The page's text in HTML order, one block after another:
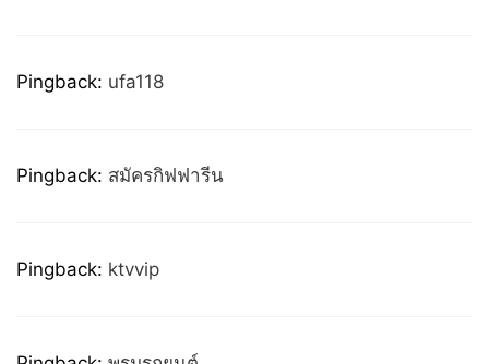
Pingback: ufa118
Pingback: สมัครกิฟฟารีน
Pingback: ktvvip